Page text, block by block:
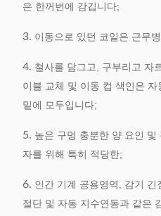
은 한꺼번에 감깁니다;
3. 이동으로 있던 코일은 근무
4. 철사를 담그고, 구부리고 자
이블 교체 및 이동 컵 색인은
밑에 모두입니다;
5. 높은 구멍 충분한 양 요인
자를 위해 특히 적당한;
6. 인간 기계 공용영역, 감기 긴
절단 및 자동 지수연동과 같은